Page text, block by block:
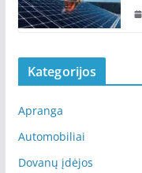
Kategorijos
Apranga
Automobiliai
Dovanų įdėjos